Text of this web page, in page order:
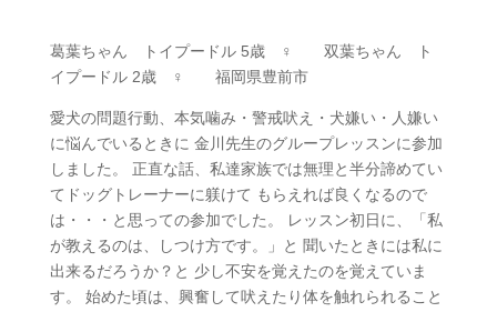
葛葉ちゃん トイプードル 5歳 ♀ 双葉ちゃん ト
イプードル 2歳 ♀ 福岡県豊前市
愛犬の問題行動、本気噛み・警戒吠え・犬嫌い・人嫌い
に悩んでいるときに 金川先生のグループレッスンに参加
しました。 正直な話、私達家族では無理と半分諦めてい
てドッグトレーナーに躾けて もらえれば良くなるので
は・・・と思っての参加でした。 レッスン初日に、「私
が教えるのは、しつけ方です。」と 聞いたときには私に
出来るだろうか？と 少し不安を覚えたのを覚えていま
す。 始めた頃は、興奮して吠えたり体を触れられること